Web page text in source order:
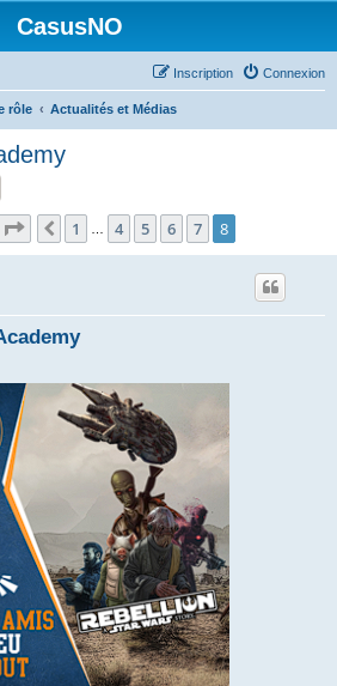
CasusNO
Connexion
Inscription
rôle Actualités et Médias
Page sur
Précédent
1 4 5 6 7 8